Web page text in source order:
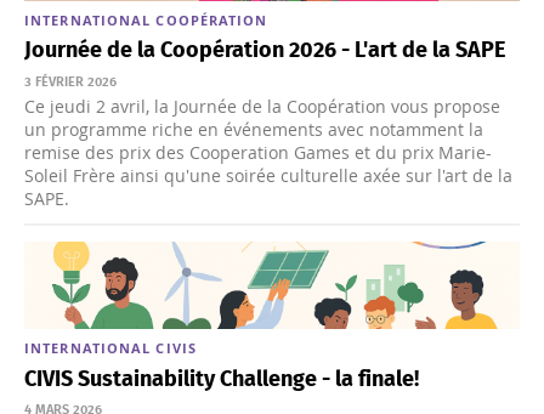
INTERNATIONAL COOPÉRATION
Journée de la Coopération 2026 - L'art de la SAPE
3 FÉVRIER 2026
Ce jeudi 2 avril, la Journée de la Coopération vous propose
un programme riche en événements avec notamment la
remise des prix des Cooperation Games et du prix Marie-
Soleil Frère ainsi qu'une soirée culturelle axée sur l'art de la
SAPE.
INTERNATIONAL CIVIS
CIVIS Sustainability Challenge - la finale!
4 MARS 2026